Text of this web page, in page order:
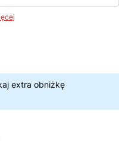
extra obniżkę